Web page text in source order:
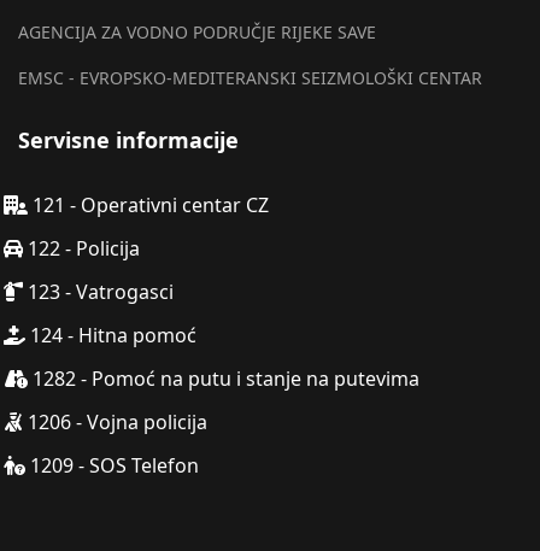
AGENCIJA ZA VODNO PODRUČJE RIJEKE SAVE
EMSC - EVROPSKO-MEDITERANSKI SEIZMOLOŠKI CENTAR
Servisne informacije
121 - Operativni centar CZ
122 - Policija
123 - Vatrogasci
124 - Hitna pomoć
1282 - Pomoć na putu i stanje na putevima
1206 - Vojna policija
1209 - SOS Telefon